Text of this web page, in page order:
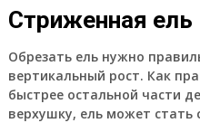
Стриженная ель
Обрезать ель нужно
вертикальный рост. Как
быстрее остальной части
верхушку, ель может